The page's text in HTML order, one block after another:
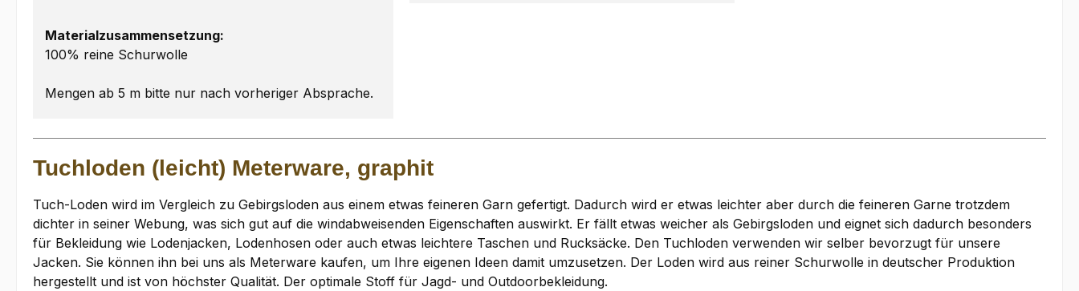
Materialzusammensetzung:
100% reine Schurwolle
Mengen ab 5 m bitte nur nach vorheriger Absprache.
Tuchloden (leicht) Meterware, graphit
Tuch-Loden wird im Vergleich zu Gebirgsloden aus einem etwas feineren Garn gefertigt. Dadurch wird er etwas leichter aber durch die feineren Garne trotzdem
dichter in seiner Webung, was sich gut auf die windabweisenden Eigenschaften auswirkt. Er fällt etwas weicher als Gebirgsloden und eignet sich dadurch besonders
für Bekleidung wie Lodenjacken, Lodenhosen oder auch etwas leichtere Taschen und Rucksäcke. Den Tuchloden verwenden wir selber bevorzugt für unsere
Jacken. Sie können ihn bei uns als Meterware kaufen, um Ihre eigenen Ideen damit umzusetzen. Der Loden wird aus reiner Schurwolle in deutscher Produktion
hergestellt und ist von höchster Qualität. Der optimale Stoff für Jagd- und Outdoorbekleidung.